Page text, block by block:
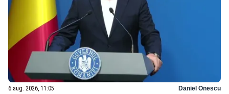
6 aug. 2026, 11:05 Daniel Onescu